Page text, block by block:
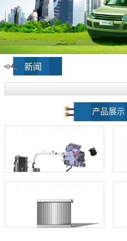
新闻
产品展示